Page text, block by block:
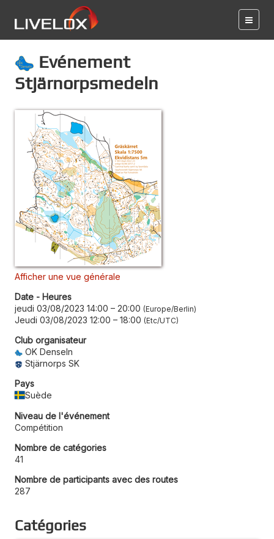
Evénement
Stjärnorpsmedeln
Afficher une vue générale
Date - Heures
jeudi 03/08/2023 14:00 – 20:00 Europe/Berlin
Jeudi 03/08/2023 12:00 – 18:00 Etc/UTC
Club organisateur
OK Denseln
Stjärnorps SK
Pays
Suède
Niveau de l'événement
Compétition
Nombre de catégories
41
Nombre de participants avec des routes
287
Catégories